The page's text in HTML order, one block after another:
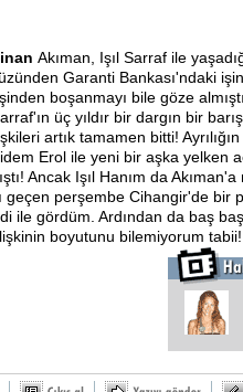
Akıman, Işıl Sarraf ile
Garanti Bankası'ndaki
boşanmayı bile göze
üç yıldır bir dargın bir
artık tamamen bitti!
Erol ile yeni bir aşka yelken
Ancak Işıl Hanım da
geçen perşembe Cihangir'de bir
ile gördüm. Ardından da baş
boyutunu bilemiyorum